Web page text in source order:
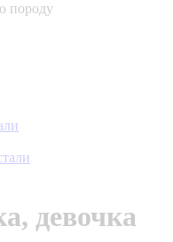
породу
девочка